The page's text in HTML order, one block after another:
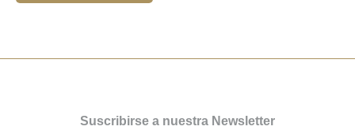
Suscribirse a nuestra Newsletter